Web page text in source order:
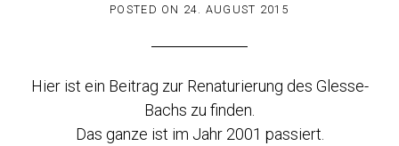
POSTED ON 24. AUGUST 2015
Hier ist ein Beitrag zur Renaturierung des Glesse-
Bachs zu finden.
Das ganze ist im Jahr 2001 passiert.